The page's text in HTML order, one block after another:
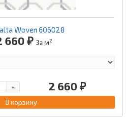
Woven 606028
660 ₽ За м2
2 660 ₽
+
В корзину